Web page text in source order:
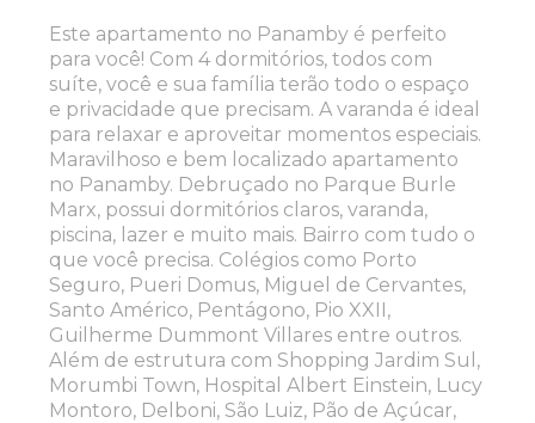
Este apartamento no Panamby é perfeito
para você! Com 4 dormitórios, todos com
suíte, você e sua família terão todo o espaço
e privacidade que precisam. A varanda é ideal
para relaxar e aproveitar momentos especiais.
Maravilhoso e bem localizado apartamento
no Panamby. Debruçado no Parque Burle
Marx, possui dormitórios claros, varanda,
piscina, lazer e muito mais. Bairro com tudo o
que você precisa. Colégios como Porto
Seguro, Pueri Domus, Miguel de Cervantes,
Santo Américo, Pentágono, Pio XXII,
Guilherme Dummont Villares entre outros.
Além de estrutura com Shopping Jardim Sul,
Morumbi Town, Hospital Albert Einstein, Lucy
Montoro, Delboni, São Luiz, Pão de Açúcar,